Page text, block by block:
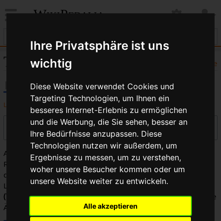
Ihre Privatsphäre ist uns
wichtig
Diese Website verwendet Cookies und
Targeting Technologien, um Ihnen ein
besseres Internet-Erlebnis zu ermöglichen
und die Werbung, die Sie sehen, besser an
Ihre Bedürfnisse anzupassen. Diese
Technologien nutzen wir außerdem, um
Ergebnisse zu messen, um zu verstehen,
woher unsere Besucher kommen oder um
unsere Website weiter zu entwickeln.
Alle akzeptieren
WikiPedalia
Hilfe
Triplet: Versionsgeschichte
Logbücher dieser Seite anzeigen
Versionen filtern
Auswahl des Versionsunterschieds: Markiere die
Radiobuttons der zu vergleichenden Versionen und drücke
die Eingabetaste oder die Schaltfläche am unteren Rand.
Legende:(Aktuell)= Unterschied zur aktuellen Version,
(Vorherige)= Unterschied zur vorherigen Version,K= Kleine
Änderung